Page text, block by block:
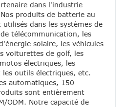
dans l'industrie
produits de batterie au
dans les systèmes de
télécommunication, les
solaire, les véhicules
voiturettes de golf, les
électriques, les
les outils électriques, etc.
automatiques, 150
sont entièrement
ODM. Notre capacité de